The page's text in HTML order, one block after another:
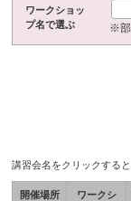
ワークショッ
プ名で選ぶ
※部
講習会名をクリックする
開催場所
ワークシ